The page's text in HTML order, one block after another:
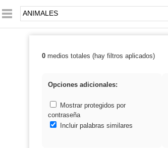
Palabra o frase:
Resultados de: ANIMALES
0medios totales (hay filtros aplicados)
Opciones adicionales:
Mostrar protegidos por
contraseña
Incluir palabras similares